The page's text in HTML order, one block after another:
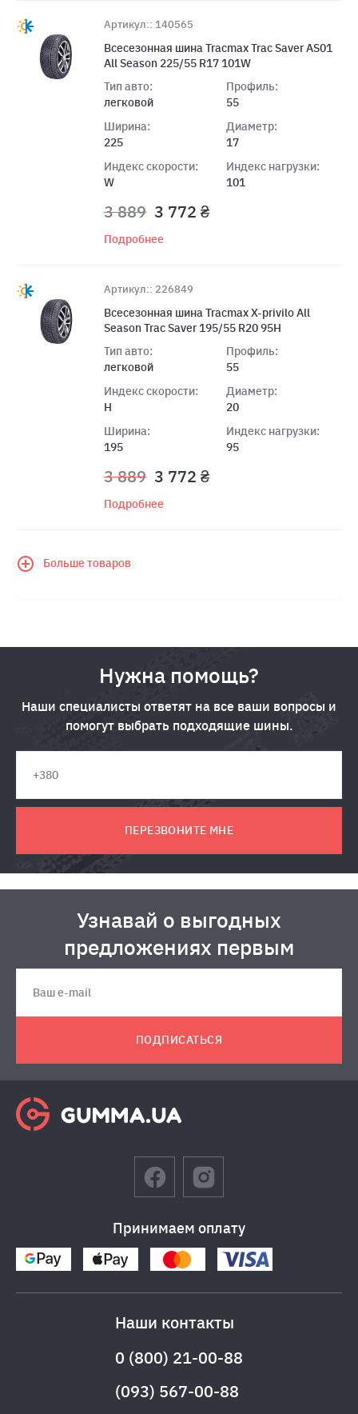
Артикул:: 140565
Всесезонная шина Tracmax Trac Saver AS01
All Season 225/55 R17 101W
Тип авто:
легковой
Ширина:
225
Индекс скорости:
W
Профиль:
55
Диаметр:
17
Индекс нагрузки:
101
3 889 3 772 ₴
Подробнее
Артикул:: 226849
Всесезонная шина Tracmax X-privilo All
Season Trac Saver 195/55 R20 95H
Тип авто:
легковой
Индекс скорости:
H
Ширина:
195
Профиль:
55
Диаметр:
20
Индекс нагрузки:
95
3 889 3 772 ₴
Подробнее
Больше товаров
Нужна помощь?
Наши специалисты ответят на все ваши вопросы и
помогут выбрать подходящие шины.
ПЕРЕЗВОНИТЕ МНЕ
Узнавай о выгодных
предложениях первым
ПОДПИСАТЬСЯ
Принимаем оплату
Наши контакты
0 (800) 21-00-88
(093) 567-00-88